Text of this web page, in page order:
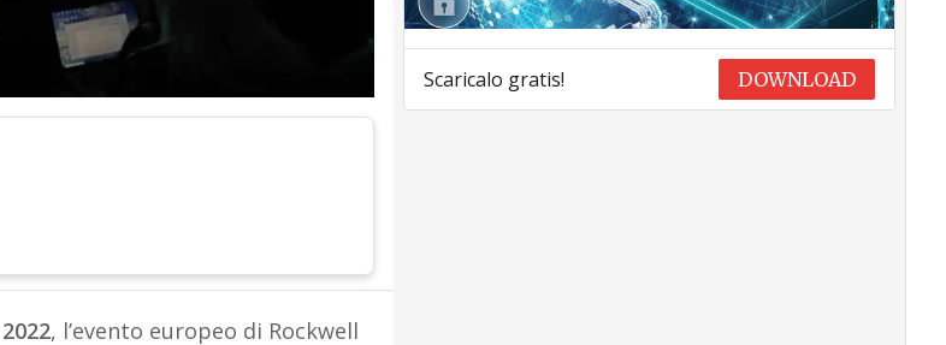
, l’evento europeo di Rockwell
Scaricalo gratis! DOWNLOAD